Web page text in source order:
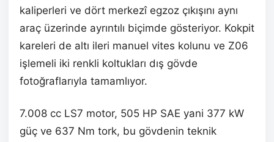
kaliperleri ve dört merkezî egzoz çıkışını aynı
araç üzerinde ayrıntılı biçimde gösteriyor. Kokpit
kareleri de altı ileri manuel vites kolunu ve Z06
işlemeli iki renkli koltukları dış gövde
fotoğraflarıyla tamamlıyor.
7.008 cc LS7 motor, 505 HP SAE yani 377 kW
güç ve 637 Nm tork, bu gövdenin teknik